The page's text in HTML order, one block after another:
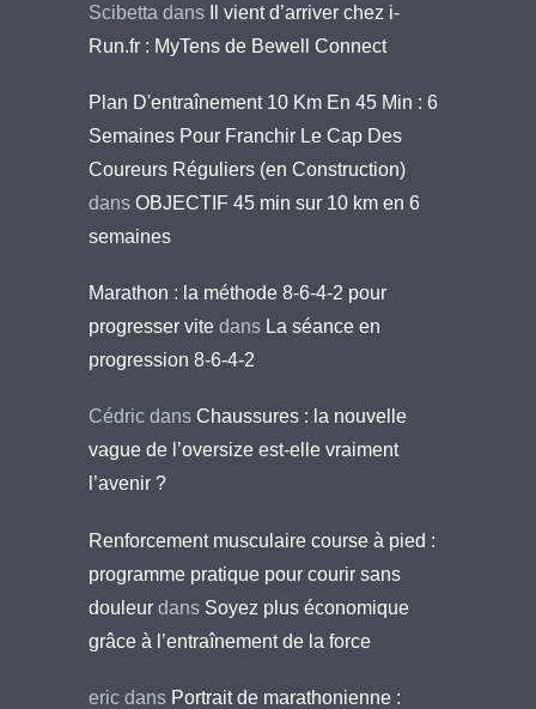
Scibetta dans
Il vient d’arriver chez i-
Run.fr : MyTens de Bewell Connect
Plan D'entraînement 10 Km En 45 Min : 6
Semaines Pour Franchir Le Cap Des
Coureurs Réguliers (en Construction)
dans OBJECTIF 45 min sur 10 km en 6
semaines
Marathon : la méthode 8-6-4-2 pour
progresser vite dans La séance en
progression 8-6-4-2
Cédric dans Chaussures : la nouvelle
vague de l’oversize est-elle vraiment
l’avenir ?
Renforcement musculaire course à pied :
programme pratique pour courir sans
douleur dans Soyez plus économique
grâce à l’entraînement de la force
eric dans Portrait de marathonienne :